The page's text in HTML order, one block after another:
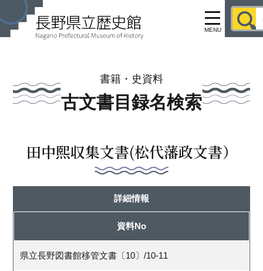
MENU
書籍・史資料
古文書目録名検索
田中煕収集文書(松代藩政文書）
詳細情報
資料No
県立長野図書館移管文書〔10〕/10-11